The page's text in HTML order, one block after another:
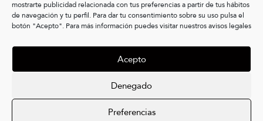
mostrarte publicidad relacionada con tus preferencias a partir de tus hábitos
de navegación y tu perfil. Para dar tu consentimiento sobre su uso pulsa el
botón "Acepto". Para más información puedes visitar nuestros avisos legales
Acepto
Denegado
Preferencias
+34 986175004